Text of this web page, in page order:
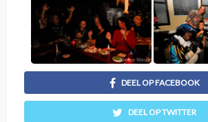
DEEL OP FACEBOOK
DEEL OP TWITTER